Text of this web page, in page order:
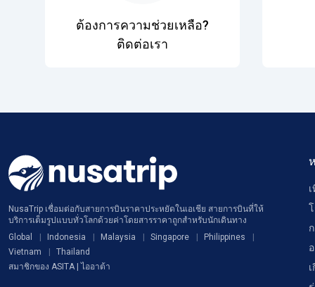
ต้องการความช่วยเหลือ?
ติดต่อเรา
NusaTrip เชื่อมต่อกับสายการบินราคาประหยัดในเอเชีย สายการบินที่ให้
บริการเต็มรูปแบบทั่วโลกด้วยค่าโดยสารราคาถูกสำหรับนักเดินทาง
Global
Indonesia Malaysia Singapore
Philippines
Vietnam
Thailand
สมาชิกของ ASITA | ไออาต้า